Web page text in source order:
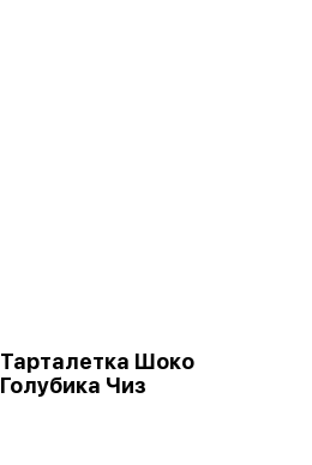
Тарталетка Шоко
Голубика Чиз